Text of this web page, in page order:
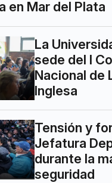
en Mar del Plata
La
sede del I
Nacional de
Inglesa
Tensión y
Jefatura
durante la
seguridad